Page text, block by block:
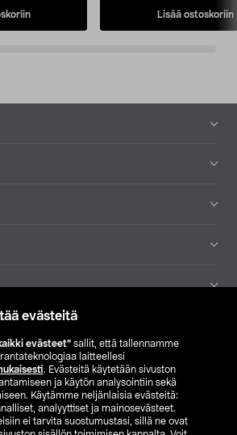
evästeitä
evästeet” sallit, että tallennamme
laitteellesi
. Evästeitä käytetään sivuston
ja käytön analysointiin sekä
Käytämme neljänlaisia evästeitä:
analyyttiset ja mainosevästeet.
ei tarvita suostumustasi, sillä ne ovat
Lisää ostoskoriin
Etsi myymälä
SE NO FI
FI SV